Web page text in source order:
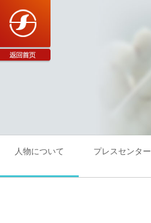
人物について プレスセンター